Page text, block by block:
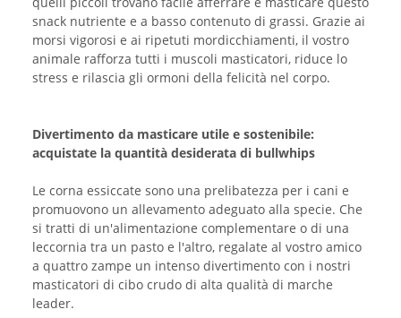
snack nutriente e a basso contenuto di grassi. Grazie ai
morsi vigorosi e ai ripetuti mordicchiamenti, il vostro
animale rafforza tutti i muscoli masticatori, riduce lo
stress e rilascia gli ormoni della felicità nel corpo.
Divertimento da masticare utile e sostenibile:
acquistate la quantità desiderata di bullwhips
Le corna essiccate sono una prelibatezza per i cani e
promuovono un allevamento adeguato alla specie. Che
si tratti di un'alimentazione complementare o di una
leccornia tra un pasto e l'altro, regalate al vostro amico
a quattro zampe un intenso divertimento con i nostri
masticatori di cibo crudo di alta qualità di marche
leader.